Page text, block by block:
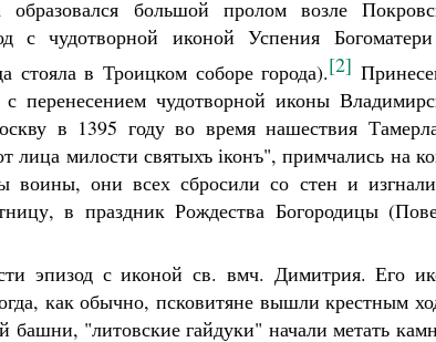
образовался большой пролом возле
с чудотворной иконой Успения
стояла в Троицком соборе города).[2]
перенесением чудотворной иконы
в 1395 году во время нашествия
лица милости святыхъ іконъ", примчались на
они всех сбросили со стен и
в праздник Рождества Богородицы
эпизод с иконой св. вмч. Димитрия. Его
как обычно, псковитяне вышли крестным
"литовские гайдуки" начали метать